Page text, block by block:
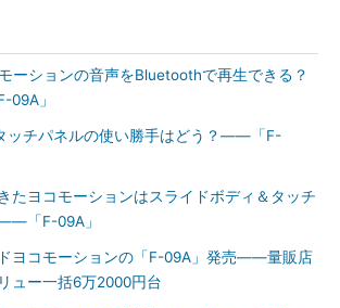
ーションの音声をBluetoothで再生できる？
」
ッチパネルの使い勝手はどう？――「F-
たヨコモーションはスライドボディ＆タッチ
「F-09A」
ヨコモーションの「F-09A」発売――量販店
ュー一括6万2000円台